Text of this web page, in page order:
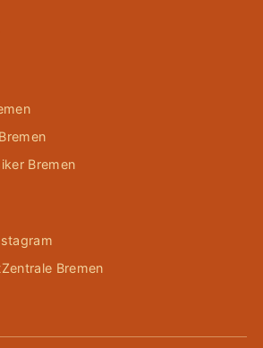
Bremen
Bremen